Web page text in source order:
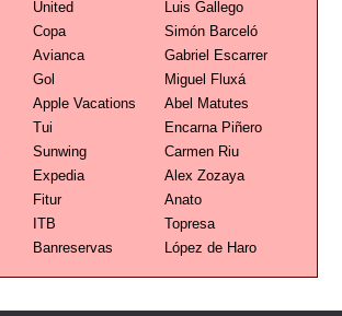
United
Luis Gallego
Copa
Simón Barceló
Avianca
Gabriel Escarrer
Gol
Miguel Fluxá
Apple Vacations
Abel Matutes
Tui
Encarna Piñero
Sunwing
Carmen Riu
Expedia
Alex Zozaya
Fitur
Anato
ITB
Topresa
Banreservas López de Haro